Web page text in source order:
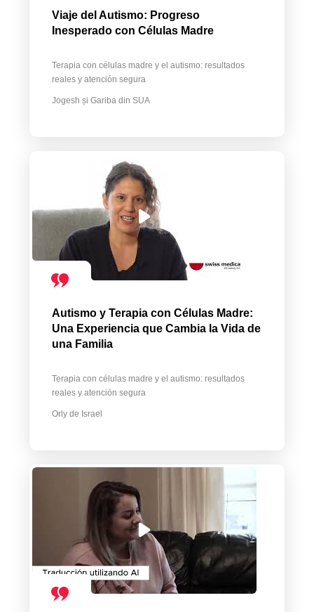
Viaje del Autismo: Progreso
Inesperado con Células Madre
Terapia con células madre y el autismo: resultados
reales y atención segura
Jogesh și Gariba din SUA
Autismo y Terapia con Células Madre:
Una Experiencia que Cambia la Vida de
una Familia
Terapia con células madre y el autismo: resultados
reales y atención segura
Orly de Israel